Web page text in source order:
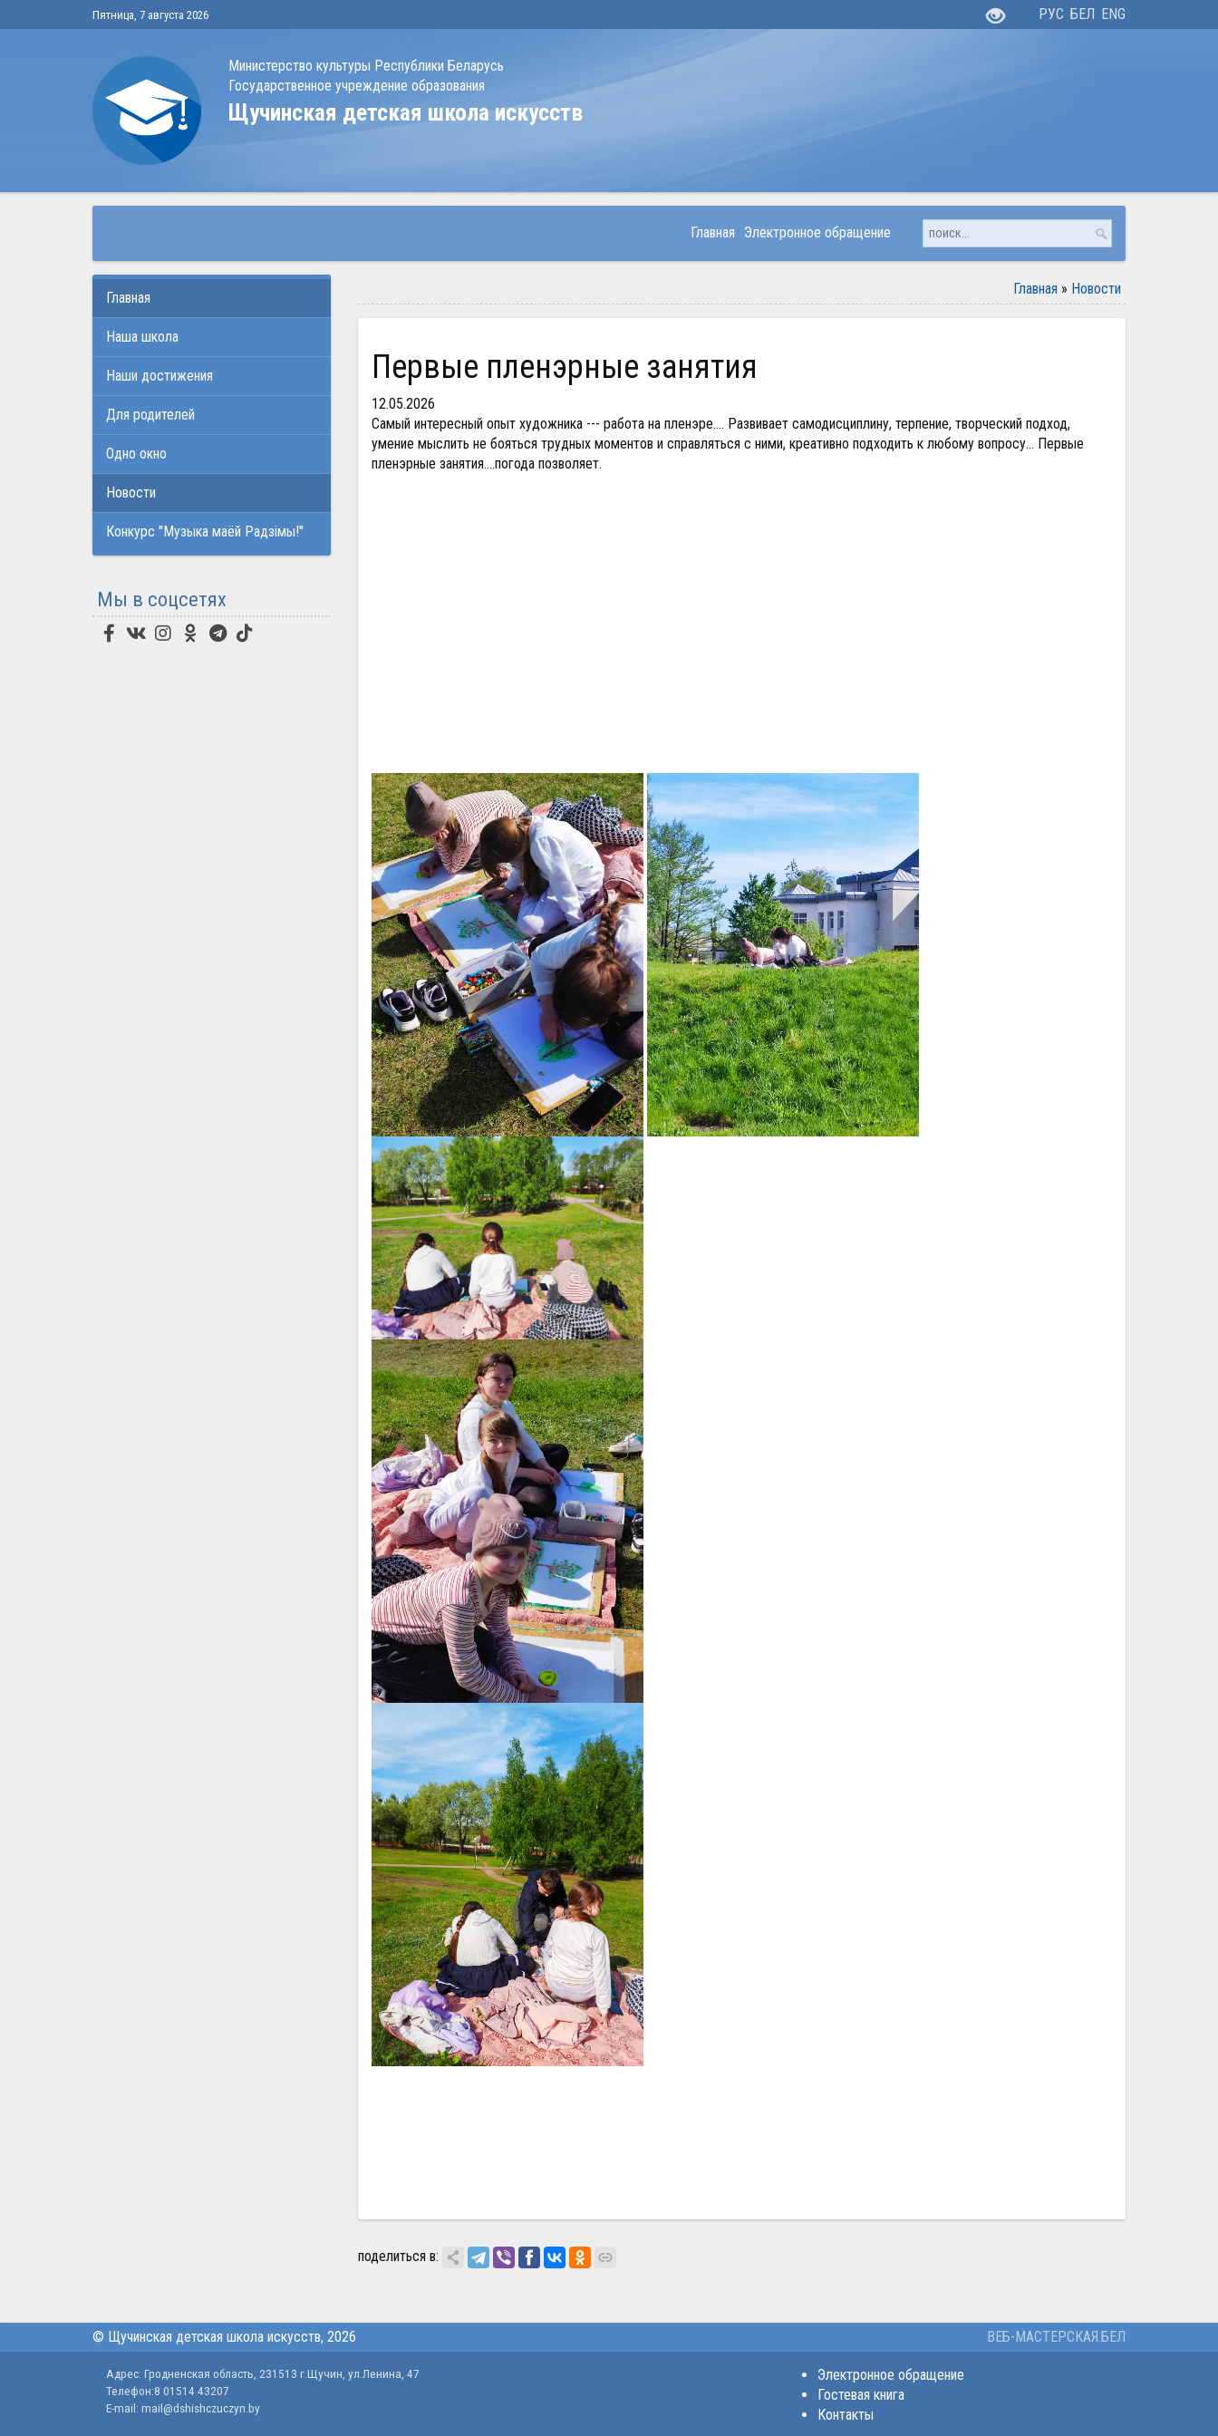
Пятница, 7 августа 2026 РУС БЕЛ ENG
Министерство культуры Республики Беларусь
Государственное учреждение образования
Щучинская детская школа искусств
Главная Электронное обращение
Главная » Новости
Первые пленэрные занятия
12.05.2026
Самый интересный опыт художника --- работа на пленэре.... Развивает самодисциплину, терпение, творческий подход,
умение мыслить не бояться трудных моментов и справляться с ними, креативно подходить к любому вопросу... Первые
пленэрные занятия....погода позволяет.
поделиться в:
Главная
Наша школа
Наши достижения
Для родителей
Одно окно
Новости
Конкурс "Музыка маёй Радзімы!"
Мы в соцсетях
© Щучинская детская школа искусств, 2026 ВЕБ-МАСТЕРСКАЯ.БЕЛ
Адрес: Гродненская область, 231513 г.Щучин, ул.Ленина, 47
Телефон:8 01514 43207
E-mail: mail@dshishczuczyn.by
Электронное обращение
Гостевая книга
Контакты